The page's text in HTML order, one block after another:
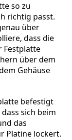
so zu
richtig passt.
über
dass die
Festplatte
über dem
Gehäuse
befestigt
sich beim
das
Platine lockert.